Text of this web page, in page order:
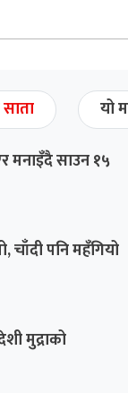
यो
मनाइँदै साउन १५
पनि महँगियो
मुद्राको